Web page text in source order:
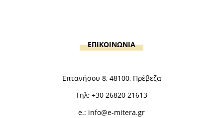
ΕΠΙΚΟΙΝΩΝΙΑ
Επτανήσου 8, 48100, Πρέβεζα
Τηλ: +30 26820 21613
e.: info@e-mitera.gr